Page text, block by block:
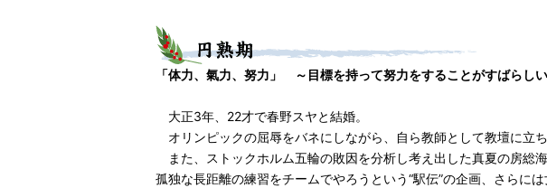
「体力、氣力、努力」 ～目標を持って努力をすることがすばらし
大正3年、22才で春野スヤと結婚。
オリンピックの屈辱をバネにしながら、自ら教師として教壇に立
また、ストックホルム五輪の敗因を分析し考え出した真夏の房総
孤独な長距離の練習をチームでやろうという“駅伝”の企画、さらに